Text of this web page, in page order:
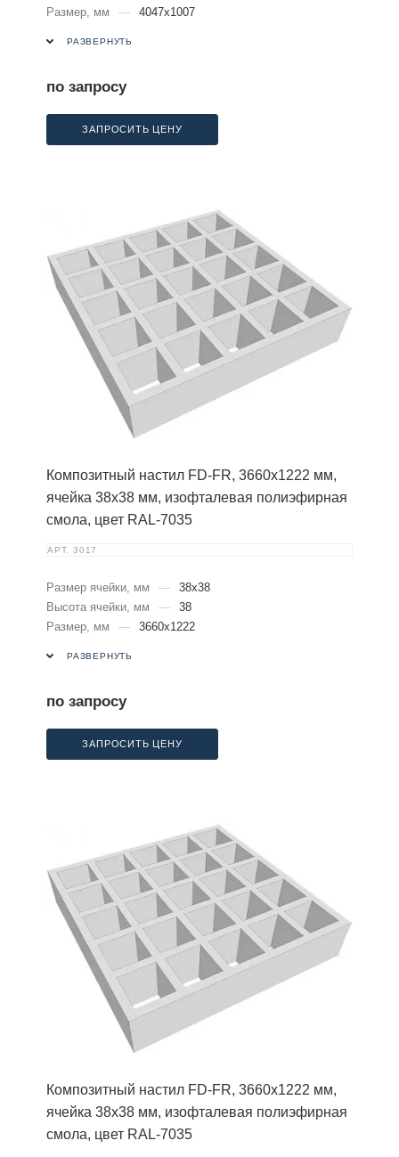
Размер, мм
— 4047х1007
РАЗВЕРНУТЬ
по запросу
ЗАПРОСИТЬ ЦЕНУ
Композитный настил FD-FR, 3660х1222 мм,
ячейка 38х38 мм, изофталевая полиэфирная
смола, цвет RAL-7035
АРТ. 3017
Размер ячейки, мм —
38х38
Высота ячейки, мм
—
38
Размер, мм
— 3660х1222
РАЗВЕРНУТЬ
по запросу
ЗАПРОСИТЬ ЦЕНУ
Композитный настил FD-FR, 3660х1222 мм,
ячейка 38х38 мм, изофталевая полиэфирная
смола, цвет RAL-7035